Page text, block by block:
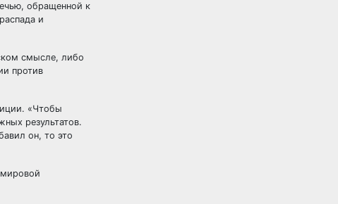
обращенной к
и
смысле, либо
против
«Чтобы
результатов.
он, то это